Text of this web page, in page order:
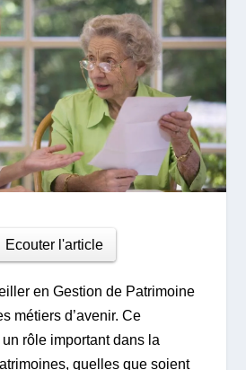
Ecouter l'article
en Gestion de Patrimoine
métiers d’avenir. Ce
rôle important dans la
quelles que soient